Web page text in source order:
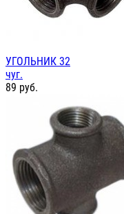
УГОЛЬНИК 32
чуг.
89 руб.